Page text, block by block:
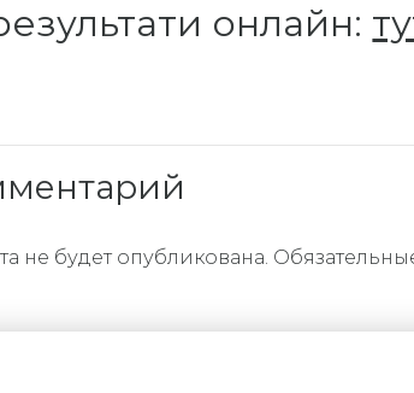
онлайн:
не будет опубликована.